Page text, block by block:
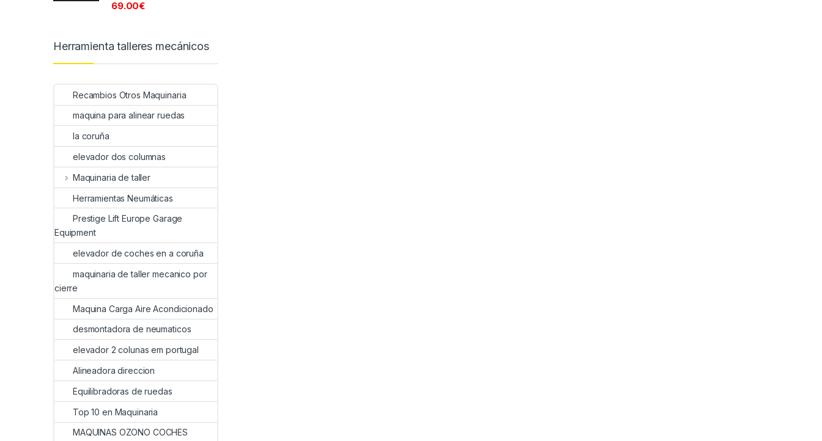
69.00€
Herramienta talleres mecánicos
Recambios Otros Maquinaria
maquina para alinear ruedas
la coruña
elevador dos columnas
Maquinaria de taller
Herramientas Neumáticas
Prestige Lift Europe Garage
Equipment
elevador de coches en a coruña
maquinaria de taller mecanico por
cierre
Maquina Carga Aire Acondicionado
desmontadora de neumaticos
elevador 2 colunas em portugal
Alineadora direccion
Equilibradoras de ruedas
Top 10 en Maquinaria
MAQUINAS OZONO COCHES